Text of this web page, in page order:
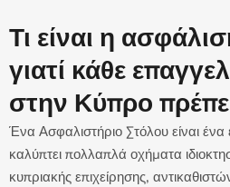
Τι είναι η
γιατί κάθε
στην Κύπρο
Ένα Ασφαλιστήριο Στόλου είναι ένα
καλύπτει πολλαπλά οχήματα
κυπριακής επιχείρησης,